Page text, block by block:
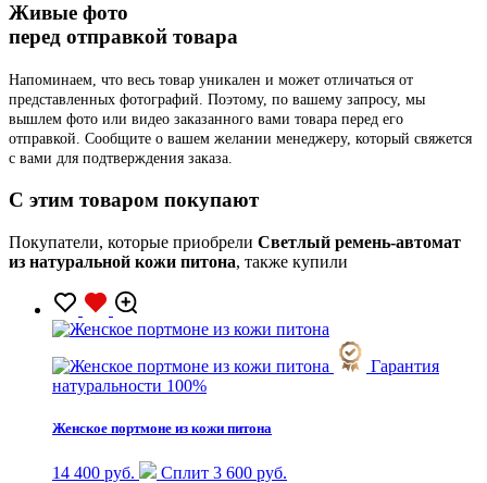
Живые фото
перед отправкой товара
Напоминаем, что весь товар уникален и может отличаться от
представленных фотографий. Поэтому, по вашему запросу, мы
вышлем фото или видео заказанного вами товара перед его
отправкой. Сообщите о вашем желании менеджеру, который свяжется
с вами для подтверждения заказа.
C этим товаром покупают
Покупатели, которые приобрели Светлый ремень-автомат
из натуральной кожи питона, также купили
Гарантия
натуральности 100%
Женское портмоне из кожи питона
14 400 руб.
Сплит 3 600 руб.